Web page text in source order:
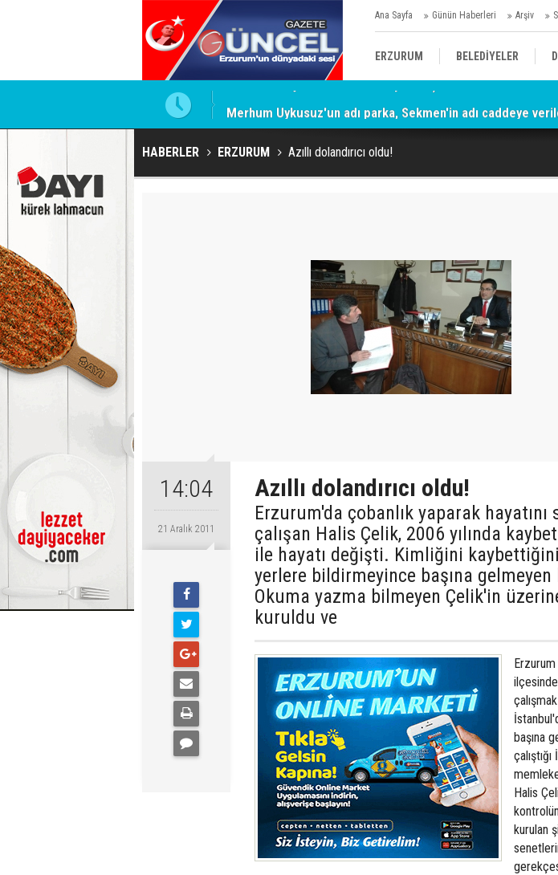
Ana Sayfa Günün Haberleri Arşiv
ERZURUM BELEDİYELER
Merhum Uykusuz'un adı parka, Sekmen'in adı caddeye
HABERLER ERZURUM Azıllı dolandırıcı oldu!
14:04
21 Aralık 2011
Azıllı dolandırıcı oldu!
Erzurum'da çobanlık yaparak hayatını
çalışan Halis Çelik, 2006 yılında
ile hayatı değişti. Kimliğini
yerlere bildirmeyince başına gelmeyen
Okuma yazma bilmeyen Çelik'in
kuruldu ve
Erzurum
başına
Halis
kurulan